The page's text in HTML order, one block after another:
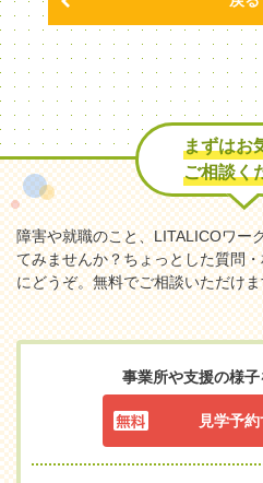
まずはお
ご相談く
障害や就職のこと、LITALICOワー
てみませんか？ちょっとした質問
にどうぞ。無料でご相談いただけ
事業所や支援の様
見学予